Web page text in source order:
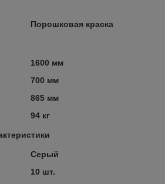
Порошковая краска
1600 мм
700 мм
865 мм
94 кг
Серый
10 шт.